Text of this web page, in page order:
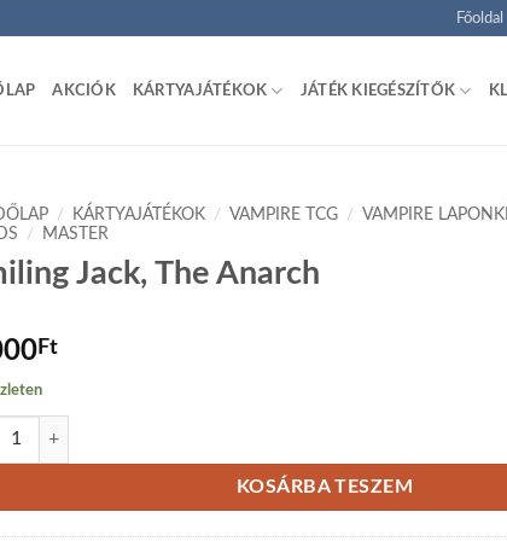
Főoldal
AKCIÓK KÁRTYAJÁTÉKOK JÁTÉK KIEGÉSZÍTŐK
/ KÁRTYAJÁTÉKOK / VAMPIRE TCG / VAMPIRE
/ MASTER
Jack, The Anarch
Ft
Jack, The Anarch mennyiség
KOSÁRBA TESZEM